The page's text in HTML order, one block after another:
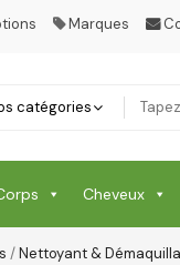
Marques
Cheveux
/Nettoyant &
RHUME